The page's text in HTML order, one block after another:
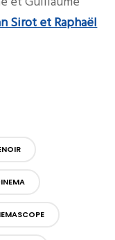
Sirot et Raphaël